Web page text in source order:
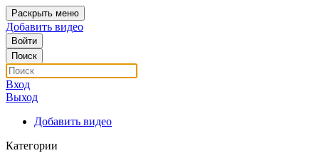
Раскрыть меню
Добавить видео
Войти
Поиск
Вход
Выход
Добавить видео
Категории